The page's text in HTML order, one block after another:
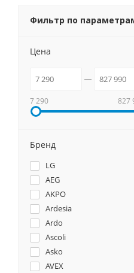
Фильтр по
Цена
7 290 827
Бренд
LG
AEG
AKPO
Ardesia
Ardo
Ascoli
Asko
AVEX